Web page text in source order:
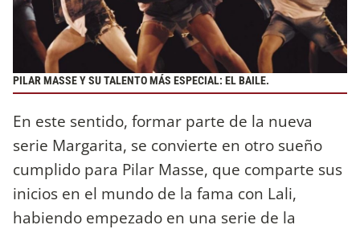
PILAR MASSE Y SU TALENTO MÁS ESPECIAL: EL BAILE.
En este sentido, formar parte de la nueva
serie Margarita, se convierte en otro sueño
cumplido para Pilar Masse, que comparte sus
inicios en el mundo de la fama con Lali,
habiendo empezado en una serie de la